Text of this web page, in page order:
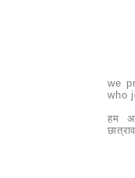
we
who
हम